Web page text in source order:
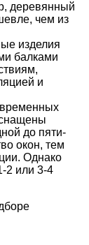
деревянный
чем из
изделия
балками
и
до пяти-
окон, тем
Однако
2 или 3-4